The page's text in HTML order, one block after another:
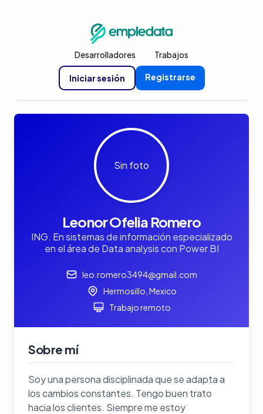
Desarrolladores Trabajos
Iniciar sesión Registrarse
Sin foto
Leonor Ofelia Romero
ING. En sistemas de información especializado
en el área de Data analysis con Power BI
leo.romero3494@gmail.com
Hermosillo, Mexico
Trabajo remoto
Sobre mí
Soy una persona disciplinada que se adapta a
los cambios constantes. Tengo buen trato
hacia los clientes. Siempre me estoy